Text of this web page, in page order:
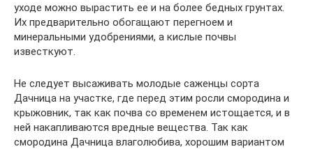
уходе можно вырастить ее и на более бедных грунтах.
Их предварительно обогащают перегноем и
минеральными удобрениями, а кислые почвы
известкуют.
Не следует высаживать молодые саженцы сорта
Дачница на участке, где перед этим росли смородина и
крыжовник, так как почва со временем истощается, и в
ней накапливаются вредные вещества. Так как
смородина Дачница влаголюбива, хорошим вариантом